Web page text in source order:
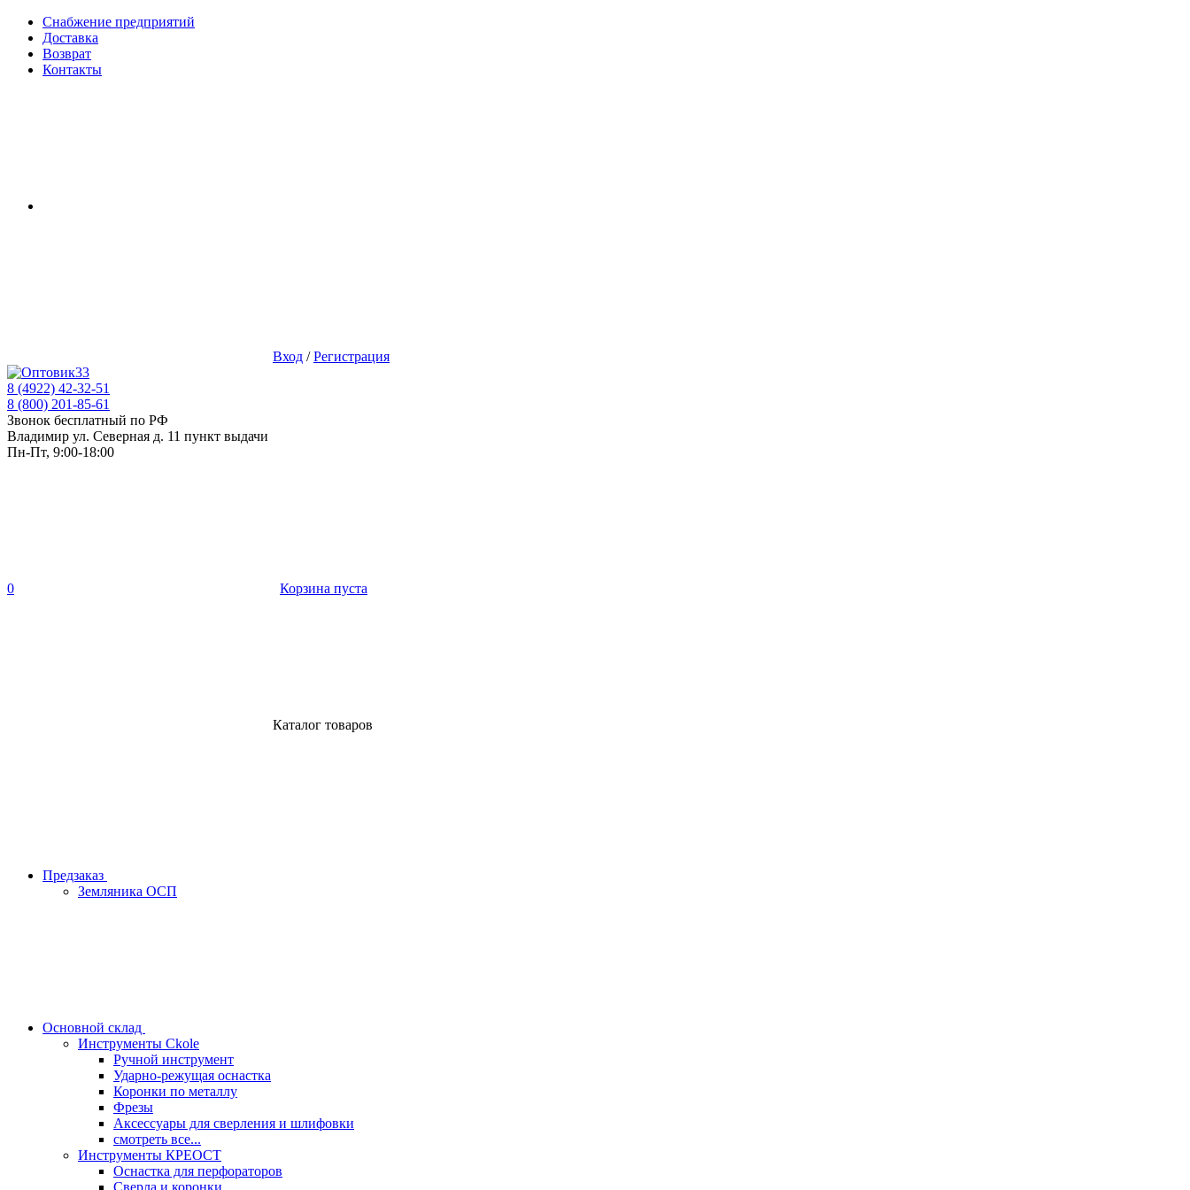
Снабжение предприятий
Доставка
Возврат
Контакты
Вход /Регистрация
8 (4922) 42-32-51
8 (800) 201-85-61
Звонок бесплатный по РФ
Владимир ул. Северная д. 11 пункт выдачи
Пн-Пт, 9:00-18:00
0 Корзина пуста
Каталог товаров
Предзаказ
Земляника ОСП
Основной склад
Инструменты Ckole
Ручной инструмент
Ударно‑режущая оснастка
Коронки по металлу
Фрезы
Аксессуары для сверления и шлифовки
смотреть все...
Инструменты КРЕОСТ
Оснастка для перфораторов
Сверла и коронки